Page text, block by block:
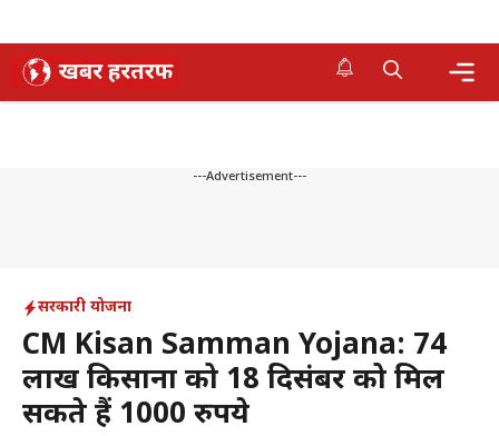
Skip
---Advertisement---
सरकारी योजना
CM Kisan Samman Yojana: 74
लाख किसानों को 18 दिसंबर को मिल
सकते हैं 1000 रुपये